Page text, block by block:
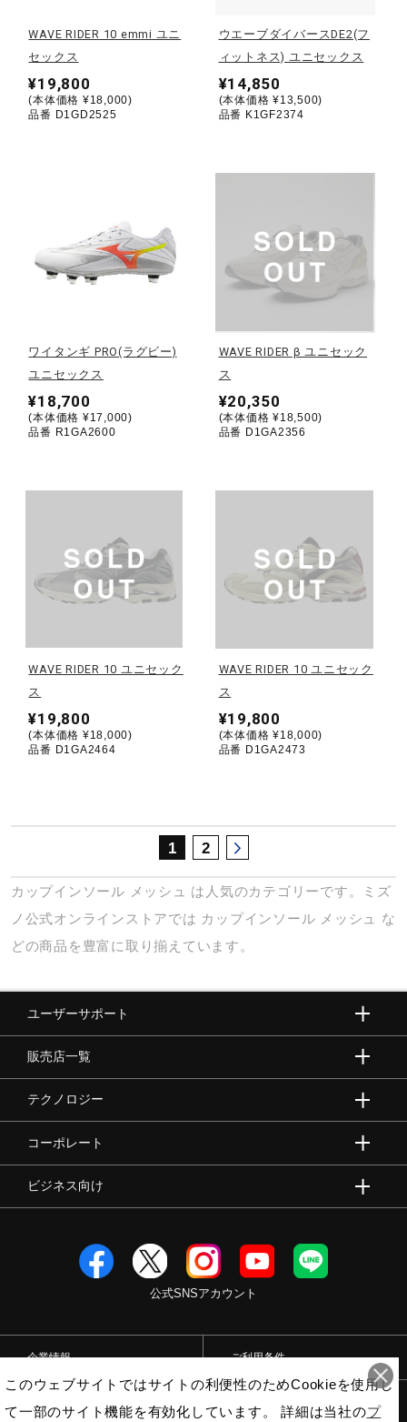
アウトドア／レイン
ジュニア／キッズ
メディカル
コラボ／ライセンス
その他
取扱店一覧
WAVE RIDER 10 emmi ユニ
セックス
¥19,800
(本体価格 ¥18,000)
品番 D1GD2525
ウエーブダイバースDE2(フ
ィットネス) ユニセックス
¥14,850
(本体価格 ¥13,500)
品番 K1GF2374
ワイタンギ PRO(ラグビー)
ユニセックス
¥18,700
(本体価格 ¥17,000)
品番 R1GA2600
WAVE RIDER β ユニセック
ス
¥20,350
(本体価格 ¥18,500)
品番 D1GA2356
WAVE RIDER 10 ユニセック
ス
¥19,800
(本体価格 ¥18,000)
品番 D1GA2464
WAVE RIDER 10 ユニセック
ス
¥19,800
(本体価格 ¥18,000)
品番 D1GA2473
1 2
カップインソール メッシュ
は人気のカテゴリーです。ミズ
ノ公式オンラインストアでは カップインソール メッシュ
な
どの商品を豊富に取り揃えています。
ユーザーサポート
販売店一覧
テクノロジー
コーポレート
ビジネス向け
公式SNSアカウント
企業情報 ご利用条件
このウェブサイトではサイトの利便性のためCookieを使用し
て一部のサイト機能を有効化しています。 詳細は当社のプ